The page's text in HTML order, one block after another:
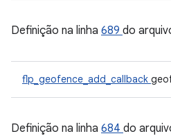
Definição na linha 689 do
flp_geofence_add_callback
Definição na linha 684 do